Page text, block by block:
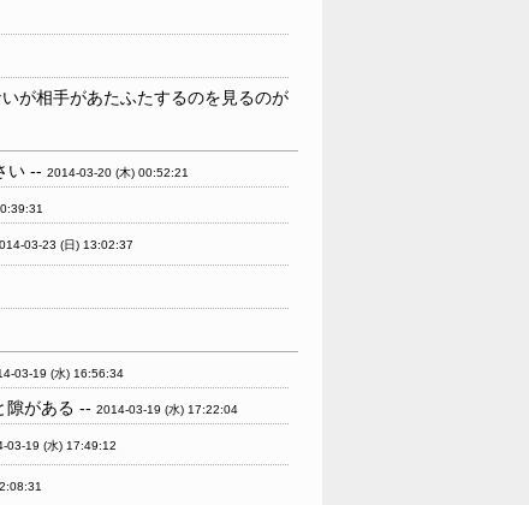
が相手があたふたするのを見るのが
い -- 2014-03-20 (木) 00:52:21
03-23 (日) 13:02:37
03-19 (水) 16:56:34
隙がある -- 2014-03-19 (水) 17:22:04
03-19 (水) 17:49:12